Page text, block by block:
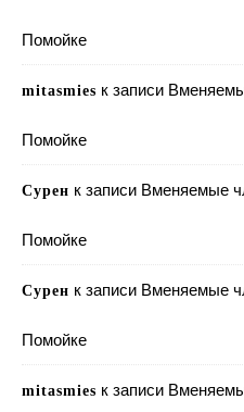
Помойке
mitasmies к записи
Помойке
Сурен к записи Вменяемые
Помойке
Сурен к записи Вменяемые
Помойке
mitasmies к записи